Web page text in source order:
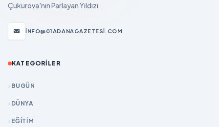
Çukurova'nın Parlayan Yıldızı
INFO@01ADANAGAZETESI.COM
KATEGORILER
BUGÜN
DÜNYA
EĞİTİM